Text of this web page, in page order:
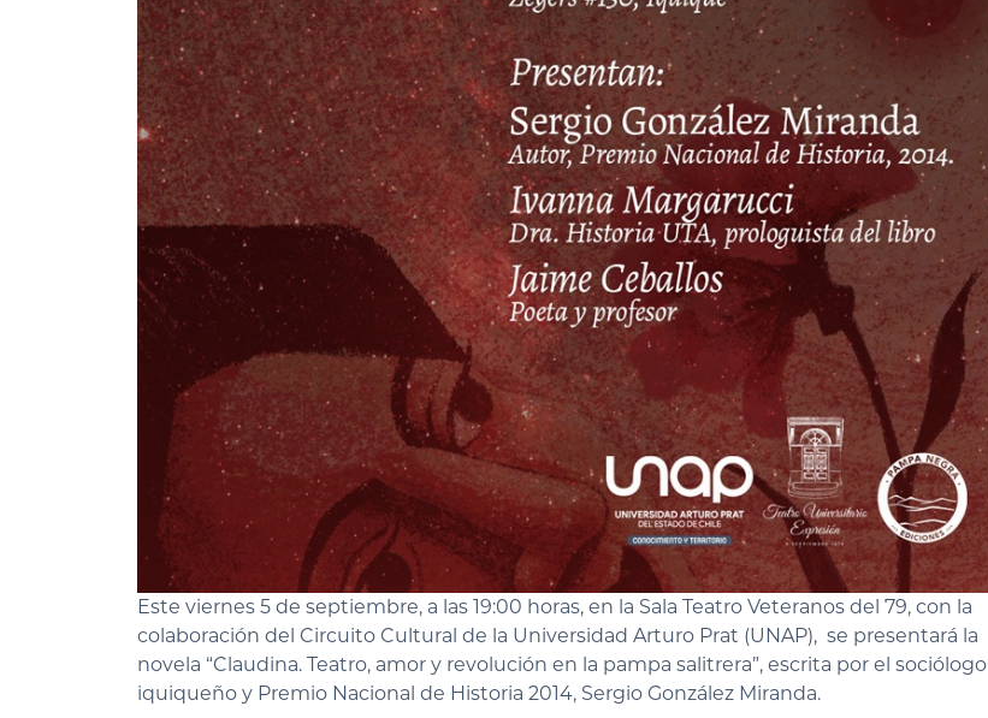
Este viernes 5 de septiembre, a las 19:00 horas, en la Sala Teatro Veteranos del 79, con la
colaboración del Circuito Cultural de la Universidad Arturo Prat (UNAP), se presentará la
novela “Claudina. Teatro, amor y revolución en la pampa salitrera”, escrita por el sociólogo
iquiqueño y Premio Nacional de Historia 2014, Sergio González Miranda.